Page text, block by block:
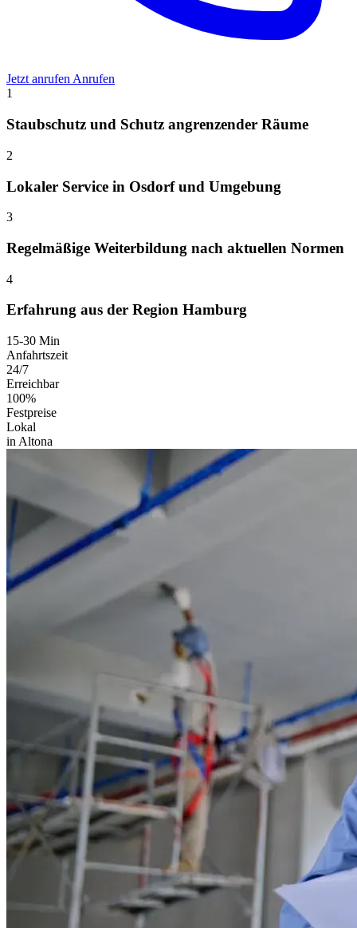
Jetzt anrufenAnrufen
1
Staubschutz und Schutz angrenzender Räume
2
Lokaler Service in Osdorf und Umgebung
3
Regelmäßige Weiterbildung nach aktuellen Normen
4
Erfahrung aus der Region Hamburg
15-30 Min
Anfahrtszeit
24/7
Erreichbar
100%
Festpreise
Lokal
in Altona